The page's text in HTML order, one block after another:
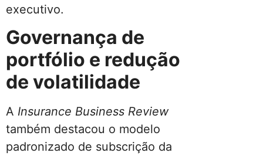
executivo.
Governança de
portfólio e redução
de volatilidade
A Insurance Business Review
também destacou o modelo
padronizado de subscrição da